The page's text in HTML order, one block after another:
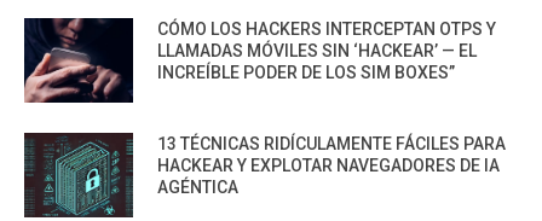
CÓMO LOS HACKERS INTERCEPTAN OTPS Y
LLAMADAS MÓVILES SIN ‘HACKEAR’ — EL
INCREÍBLE PODER DE LOS SIM BOXES”
13 TÉCNICAS RIDÍCULAMENTE FÁCILES PARA
HACKEAR Y EXPLOTAR NAVEGADORES DE IA
AGÉNTICA